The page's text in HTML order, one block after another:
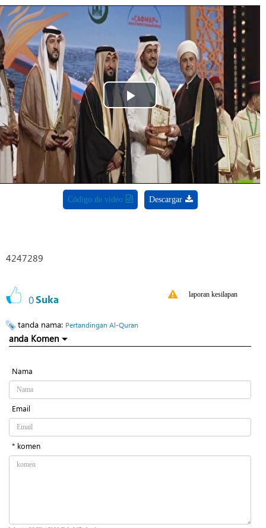
Play
Video
Código de video Descargar
4247289
0Suka laporan kesilapan
tanda nama: Pertandingan Al-Quran
anda Komen
Nama
Email
* komen